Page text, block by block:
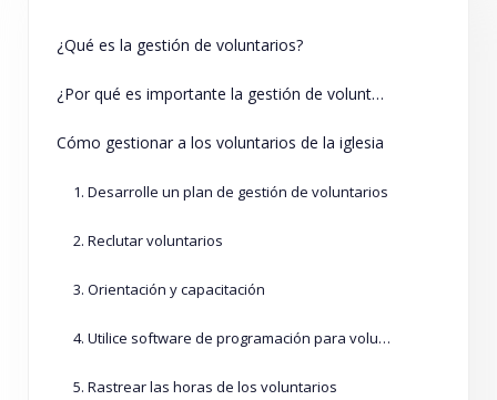
¿Qué es la gestión de voluntarios?
¿Por qué es importante la gestión de voluntarios?
Cómo gestionar a los voluntarios de la iglesia
1. Desarrolle un plan de gestión de voluntarios
2. Reclutar voluntarios
3. Orientación y capacitación
4. Utilice software de programación para voluntarios en la iglesia
5. Rastrear las horas de los voluntarios